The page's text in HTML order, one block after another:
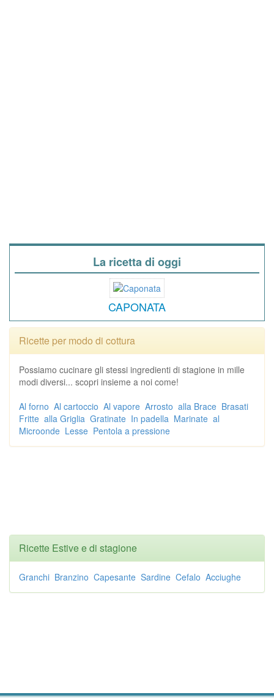
La ricetta di oggi
CAPONATA
Ricette per modo di cottura
Possiamo cucinare gli stessi ingredienti di stagione in mille
modi diversi... scopri insieme a noi come!
Al forno Al cartoccio Al vapore Arrosto alla Brace Brasati
Fritte alla Griglia Gratinate In padella Marinate al
Microonde Lesse Pentola a pressione
Ricette Estive e di stagione
Granchi Branzino Capesante Sardine Cefalo Acciughe